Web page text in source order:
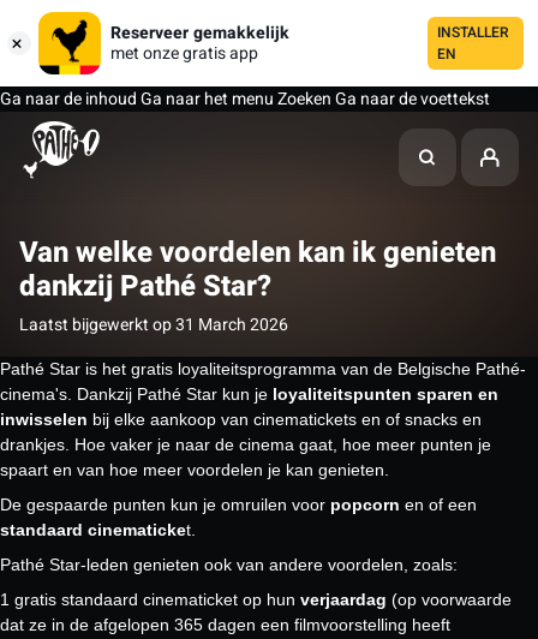
Reserveer gemakkelijk
met onze gratis app
INSTALLER
EN
Ga naar de inhoudGa naar het menuZoekenGa naar de voettekst
Van welke voordelen kan ik genieten
dankzij Pathé Star?
Laatst bijgewerkt op 31 March 2026
Pathé Star is het gratis loyaliteitsprogramma van de Belgische Pathé-
cinema's. Dankzij Pathé Star kun je loyaliteitspunten sparen en
inwisselen bij elke aankoop van cinematickets en of snacks en
drankjes. Hoe vaker je naar de cinema gaat, hoe meer punten je
spaart en van hoe meer voordelen je kan genieten.
De gespaarde punten kun je omruilen voor popcorn en of een
standaard cinematicket.
Pathé Star-leden genieten ook van andere voordelen, zoals:
1 gratis standaard cinematicket op hun verjaardag (op voorwaarde
dat ze in de afgelopen 365 dagen een filmvoorstelling heeft